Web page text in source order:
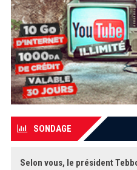
SONDAGE
Selon vous, le président